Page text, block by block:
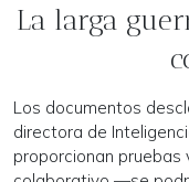
La larga
Los documentos
directora de
proporcionan pruebas